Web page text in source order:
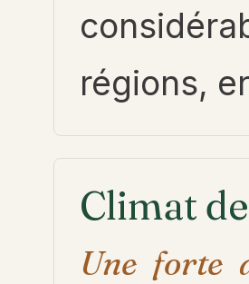
régions,
Climat
Une forte